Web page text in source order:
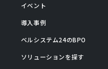
イベント
導入事例
ベルシステム24のBPO
ソリューションを探す